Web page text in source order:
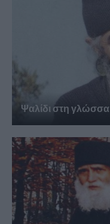
Ψαλίδι στη γλώσσα